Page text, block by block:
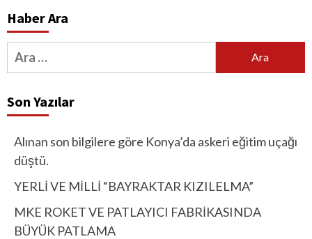
Haber Ara
Arama:
Son Yazılar
Alınan son bilgilere göre Konya’da askeri eğitim uçağı
düştü.
YERLİ VE MİLLİ “BAYRAKTAR KIZILELMA”
MKE ROKET VE PATLAYICI FABRİKASINDA
BÜYÜK PATLAMA